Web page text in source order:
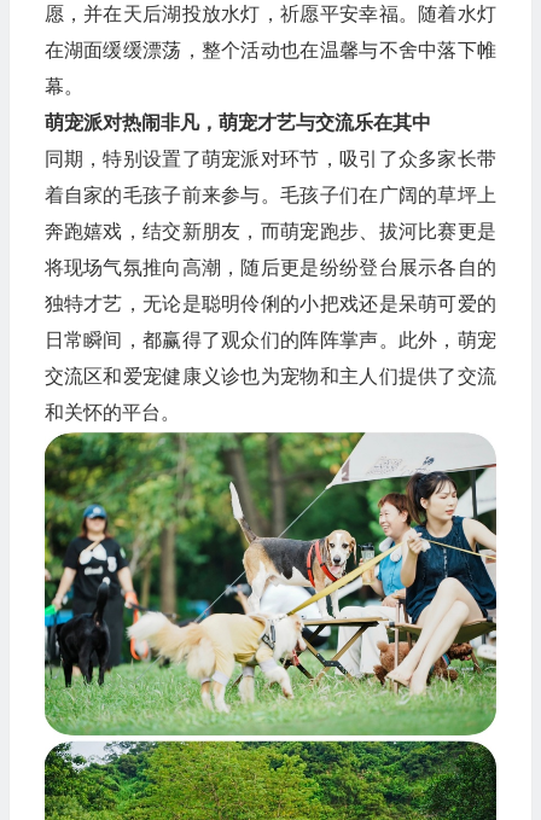
愿，并在天后湖投放水灯，祈愿平安幸福。随着水灯
在湖面缓缓漂荡，整个活动也在温馨与不舍中落下帷
幕。
萌宠派对热闹非凡，萌宠才艺与交流乐在其中
同期，特别设置了萌宠派对环节，吸引了众多家长带
着自家的毛孩子前来参与。毛孩子们在广阔的草坪上
奔跑嬉戏，结交新朋友，而萌宠跑步、拔河比赛更是
将现场气氛推向高潮，随后更是纷纷登台展示各自的
独特才艺，无论是聪明伶俐的小把戏还是呆萌可爱的
日常瞬间，都赢得了观众们的阵阵掌声。此外，萌宠
交流区和爱宠健康义诊也为宠物和主人们提供了交流
和关怀的平台。